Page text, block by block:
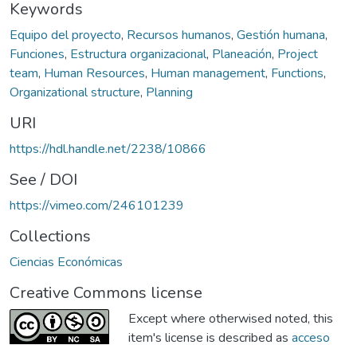
Keywords
Equipo del proyecto, Recursos humanos, Gestión humana,
Funciones, Estructura organizacional, Planeación, Project
team, Human Resources, Human management, Functions,
Organizational structure, Planning
URI
https://hdl.handle.net/2238/10866
See / DOI
https://vimeo.com/246101239
Collections
Ciencias Económicas
Creative Commons license
Except where otherwised noted, this
item's license is described as acceso